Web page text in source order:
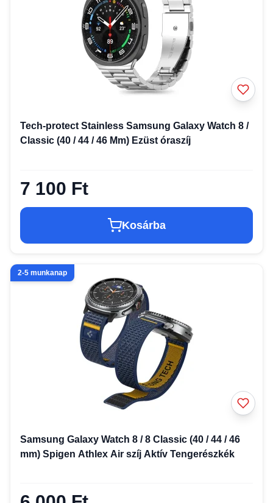
Tech-protect Stainless Samsung Galaxy Watch 8 /
Classic (40 / 44 / 46 Mm) Ezüst óraszíj
7 100 Ft
Kosárba
2-5 munkanap
Samsung Galaxy Watch 8 / 8 Classic (40 / 44 / 46
mm) Spigen Athlex Air szíj Aktív Tengerészkék